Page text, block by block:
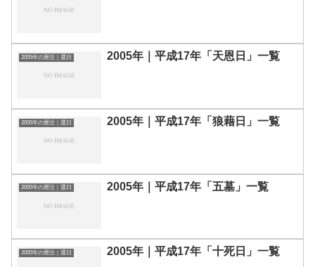
2005年の暦注｜選日 2005年｜平成17年「天恩日」一覧
2005年の暦注｜選日 2005年｜平成17年「狼藉日」一覧
2005年の暦注｜選日 2005年｜平成17年「五墓」一覧
2005年の暦注｜選日 2005年｜平成17年「十死日」一覧